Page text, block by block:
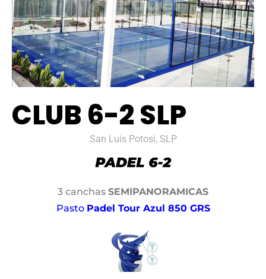
CLUB 6-2 SLP
San Luis Potosi, SLP
3 canchas SEMIPANORAMICAS
Pasto Padel Tour Azul 850 GRS